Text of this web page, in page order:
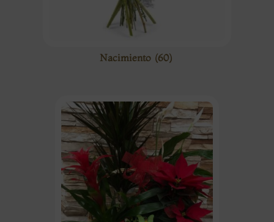
Nacimiento (60)